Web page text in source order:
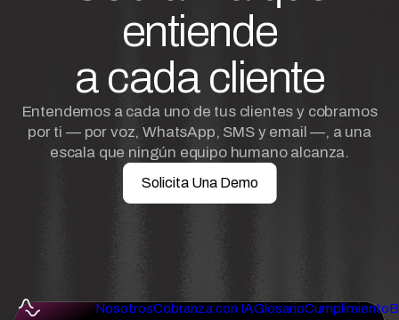
entiende
a cada cliente
Entendemos a cada uno de tus clientes y cobramos
por ti — por voz, WhatsApp, SMS y email —, a una
escala que ningún equipo humano alcanza.
Solicita Una Demo
NosotrosCobranza con IAGlosarioCumplimiento